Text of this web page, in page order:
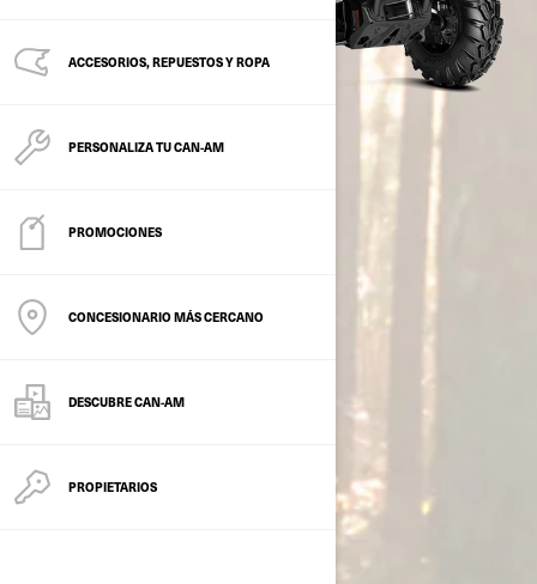
ACCESORIOS, REPUESTOS Y ROPA
PERSONALIZA TU CAN-AM
PROMOCIONES
CONCESIONARIO MÁS CERCANO
DESCUBRE CAN-AM
PROPIETARIOS